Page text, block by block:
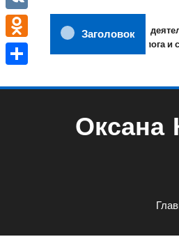
Заголовок
Сфера
психолога и
Оксана
VK
Odnoklassniki